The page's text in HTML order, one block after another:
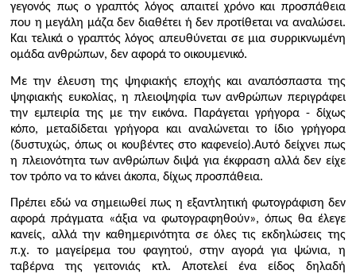
γεγονός πως ο γραπτός λόγος απαιτεί χρόνο και προσπάθεια
που η μεγάλη μάζα δεν διαθέτει ή δεν προτίθεται να αναλώσει.
Και τελικά ο γραπτός λόγος απευθύνεται σε μια συρρικνωμένη
ομάδα ανθρώπων, δεν αφορά το οικουμενικό.
Με την έλευση της ψηφιακής εποχής και αναπόσπαστα της
ψηφιακής ευκολίας, η πλειοψηφία των ανθρώπων περιγράφει
την εμπειρία της με την εικόνα. Παράγεται γρήγορα - δίχως
κόπο, μεταδίδεται γρήγορα και αναλώνεται το ίδιο γρήγορα
(δυστυχώς, όπως οι κουβέντες στο καφενείο).Αυτό δείχνει πως
η πλειονότητα των ανθρώπων διψά για έκφραση αλλά δεν είχε
τον τρόπο να το κάνει άκοπα, δίχως προσπάθεια.
Πρέπει εδώ να σημειωθεί πως η εξαντλητική φωτογράφιση δεν
αφορά πράγματα «άξια να φωτογραφηθούν», όπως θα έλεγε
κανείς, αλλά την καθημερινότητα σε όλες τις εκδηλώσεις της
π.χ. το μαγείρεμα του φαγητού, στην αγορά για ψώνια, η
ταβέρνα της γειτονιάς κτλ. Αποτελεί ένα είδος δηλαδή